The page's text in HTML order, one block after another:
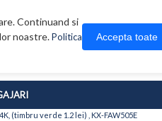
Continuand si
noastre.Politica
Accepta toate
(timbru verde 1.2 lei) , KX-FAW505E